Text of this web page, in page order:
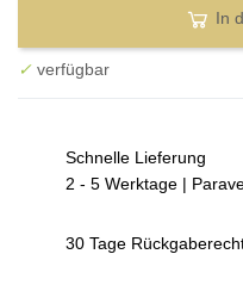
In
✓ verfügbar
Schnelle Lieferung
2 - 5 Werktage |
30 Tage